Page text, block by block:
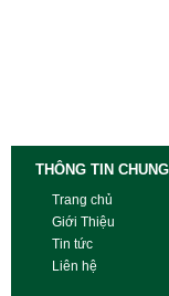
THÔNG TIN CHUNG
Trang chủ
Giới Thiệu
Tin tức
Liên hệ